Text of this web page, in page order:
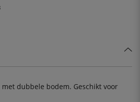
dubbele bodem. Geschikt voor